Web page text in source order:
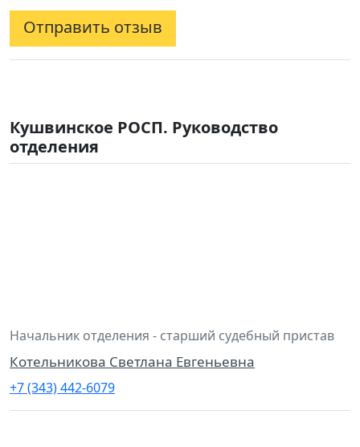
Отправить отзыв
Кушвинское РОСП. Руководство
отделения
Начальник отделения - старший судебный пристав
Котельникова Светлана Евгеньевна
+7 (343) 442-6079